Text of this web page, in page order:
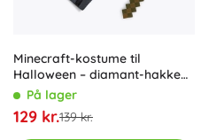
Minecraft-kostume til
Halloween – diamant-hakke
og Enderman-kappe fra
Disguise
På lager
129 kr.139 kr.